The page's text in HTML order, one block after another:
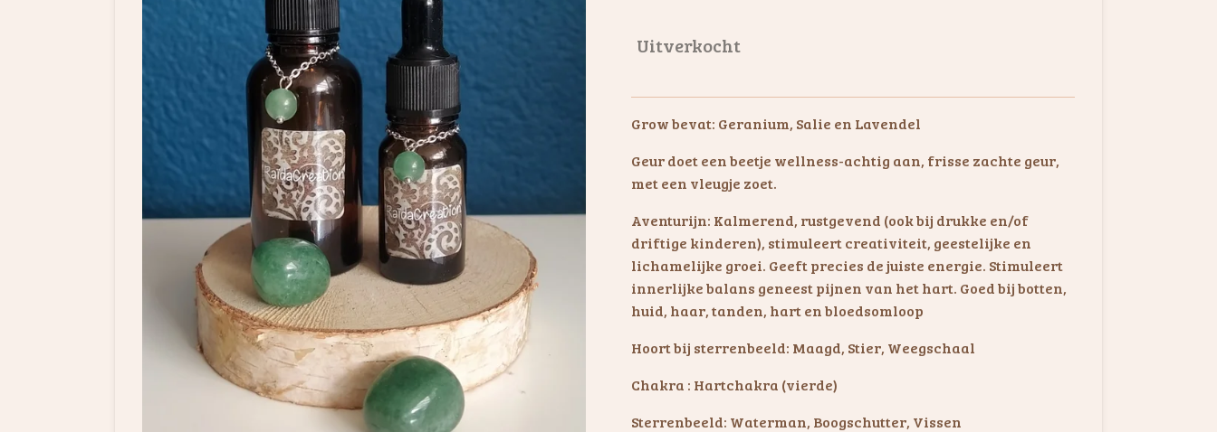
Uitverkocht
Grow bevat: Geranium, Salie en Lavendel
Geur doet een beetje wellness-achtig aan, frisse zachte geur,
met een vleugje zoet.
Aventurijn: Kalmerend, rustgevend (ook bij drukke en/of
driftige kinderen), stimuleert creativiteit, geestelijke en
lichamelijke groei. Geeft precies de juiste energie. Stimuleert
innerlijke balans geneest pijnen van het hart. Goed bij botten,
huid, haar, tanden, hart en bloedsomloop
Hoort bij sterrenbeeld: Maagd, Stier, Weegschaal
Chakra : Hartchakra (vierde)
Sterrenbeeld: Waterman, Boogschutter, Vissen